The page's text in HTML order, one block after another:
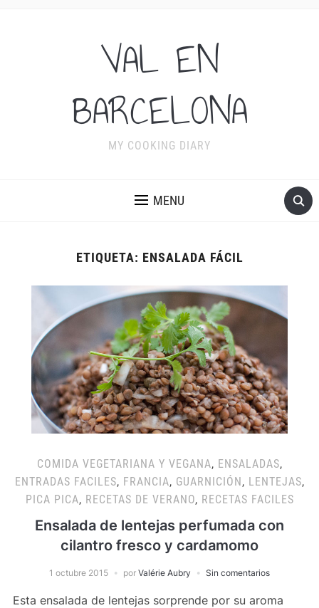
VAL EN
BARCELONA
MY COOKING DIARY
MENU
ETIQUETA: ENSALADA FÁCIL
COMIDA VEGETARIANA Y VEGANA, ENSALADAS,
ENTRADAS FACILES, FRANCIA, GUARNICIÓN, LENTEJAS,
PICA PICA, RECETAS DE VERANO, RECETAS FACILES
Ensalada de lentejas perfumada con
cilantro fresco y cardamomo
1 octubre 2015 por Valérie Aubry Sin comentarios
Esta ensalada de lentejas sorprende por su aroma